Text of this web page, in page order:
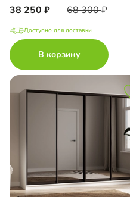
38 250 68 300
Доступно для доставки
В корзину